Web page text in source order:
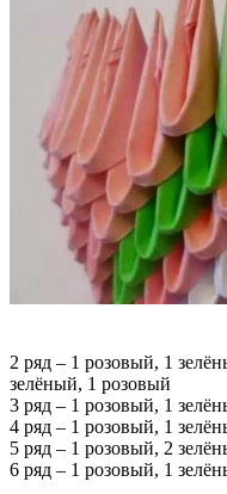
2 ряд – 1 розовый, 1
зелёный, 1 розовый
3 ряд – 1 розовый, 1
4 ряд – 1 розовый, 1
5 ряд – 1 розовый, 2
6 ряд – 1 розовый, 1